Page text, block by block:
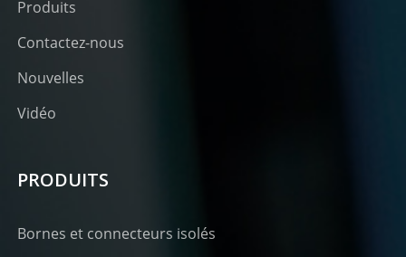
Produits
Contactez-nous
Nouvelles
Vidéo
PRODUITS
Bornes et connecteurs isolés